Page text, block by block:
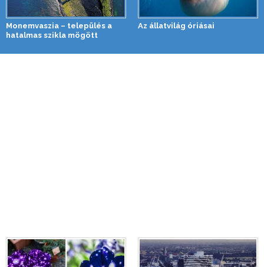
Monemvaszia – település a
hatalmas szikla mögött
Az állatvilág óriásai